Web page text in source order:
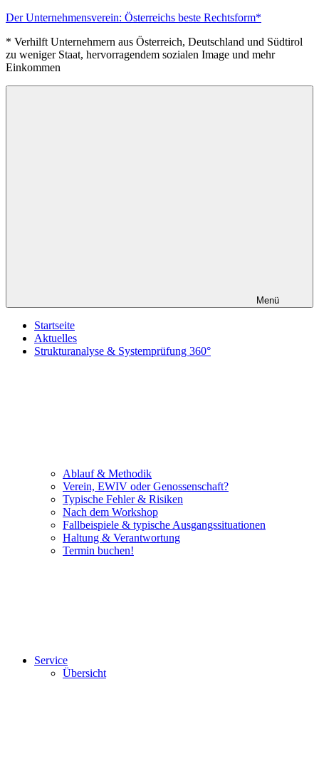
Zum
springen
Der Unternehmensverein: Österreichs beste Rechtsform*
* Verhilft Unternehmern aus Österreich, Deutschland und Südtirol
zu weniger Staat, hervorragendem sozialen Image und mehr
Einkommen
Menü
Startseite
Aktuelles
Strukturanalyse & Systemprüfung 360°
Ablauf & Methodik
Verein, EWIV oder Genossenschaft?
Typische Fehler & Risiken
Nach dem Workshop
Fallbeispiele & typische Ausgangssituationen
Haltung & Verantwortung
Termin buchen!
Service
Übersicht